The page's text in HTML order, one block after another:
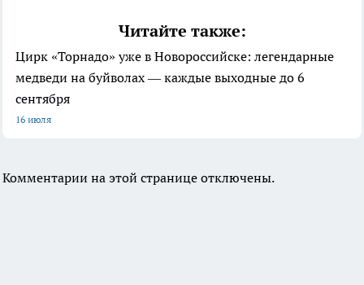
Читайте также:
Цирк «Торнадо» уже в Новороссийске: легендарные
медведи на буйволах — каждые выходные до 6
сентября
16 июля
Комментарии на этой странице отключены.